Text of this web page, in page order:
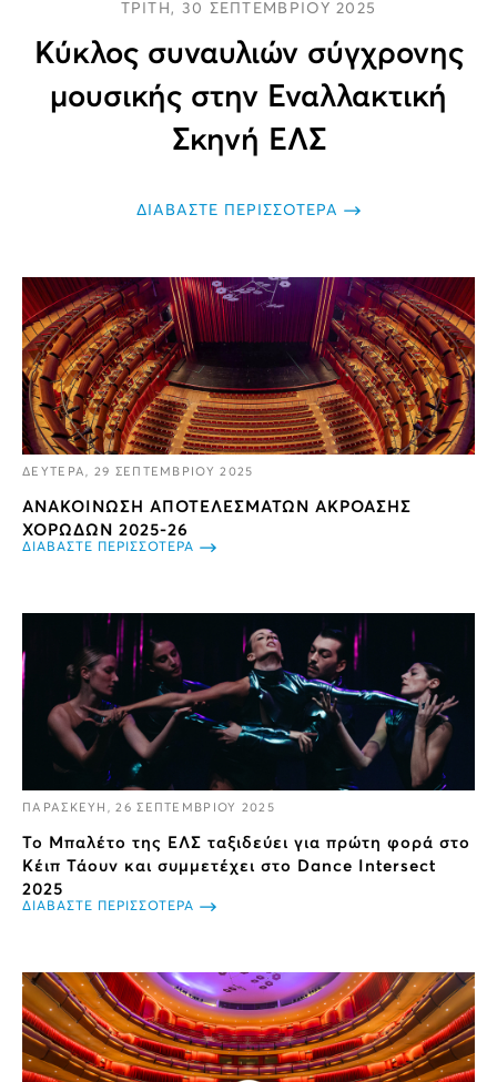
ΤΡΙΤΗ, 30 ΣΕΠΤΕΜΒΡΙΟΥ 2025
Κύκλος συναυλιών σύγχρονης
μουσικής στην Εναλλακτική
Σκηνή ΕΛΣ
ΔΙΑΒΑΣΤΕ ΠΕΡΙΣΣΟΤΕΡΑ
ΔΕΥΤΕΡΑ, 29 ΣΕΠΤΕΜΒΡΙΟΥ 2025
ΑΝΑΚΟΙΝΩΣΗ ΑΠΟΤΕΛΕΣΜΑΤΩΝ ΑΚΡΟΑΣΗΣ
ΧΟΡΩΔΩΝ 2025-26
ΔΙΑΒΑΣΤΕ ΠΕΡΙΣΣΟΤΕΡΑ
ΠΑΡΑΣΚΕΥΗ, 26 ΣΕΠΤΕΜΒΡΙΟΥ 2025
Το Μπαλέτο της ΕΛΣ ταξιδεύει για πρώτη φορά στο
Κέιπ Τάουν και συμμετέχει στο Dance Intersect
2025
ΔΙΑΒΑΣΤΕ ΠΕΡΙΣΣΟΤΕΡΑ